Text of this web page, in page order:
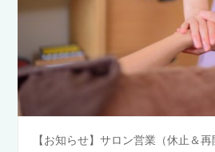
【お知らせ】サロン営業（休止＆